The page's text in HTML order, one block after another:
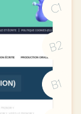
C1
B2
B1